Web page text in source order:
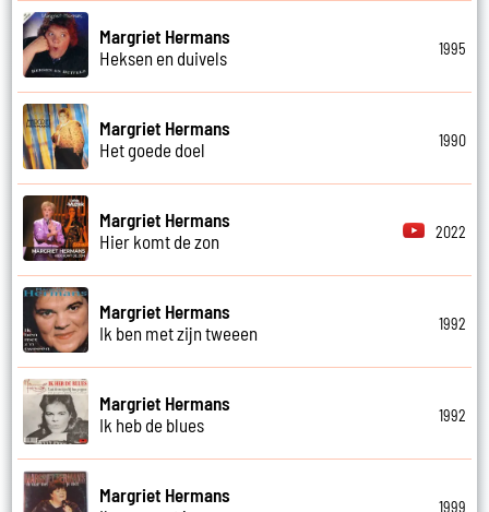
Margriet Hermans
Heksen en duivels
1995
Margriet Hermans
Het goede doel
1990
Margriet Hermans
Hier komt de zon
2022
Margriet Hermans
Ik ben met zijn tweeen
1992
Margriet Hermans
Ik heb de blues
1992
Margriet Hermans
1999